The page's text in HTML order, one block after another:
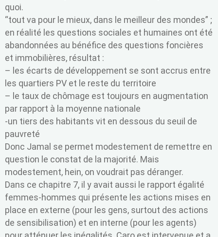
quoi.
“tout va pour le mieux, dans le meilleur des mondes” ;
en réalité les questions sociales et humaines ont été
abandonnées au bénéfice des questions foncières
et immobilières, résultat :
– les écarts de développement se sont accrus entre
les quartiers PV et le reste du territoire
– le taux de chômage est toujours en augmentation
par rapport à la moyenne nationale
-un tiers des habitants vit en dessous du seuil de
pauvreté
Donc Jamal se permet modestement de remettre en
question le constat de la majorité. Mais
modestement, hein, on voudrait pas déranger.
Dans ce chapitre 7, il y avait aussi le rapport égalité
femmes-hommes qui présente les actions mises en
place en externe (pour les gens, surtout des actions
de sensibilisation) et en interne (pour les agents)